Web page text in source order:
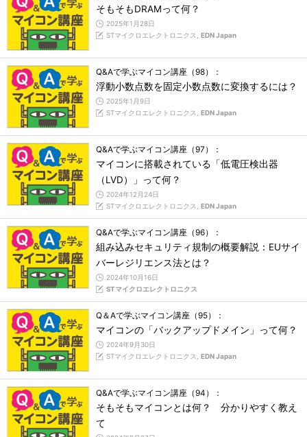
そもそもDRAMって何？
2025年1月28日
STマイクロエレクトロニクス, EDN Japan
Q&Aで学ぶマイコン講座（98）：
浮動小数点数を固定小数点数に変換するには？
2025年1月9日
STマイクロエレクトロニクス, EDN Japan
Q&Aで学ぶマイコン講座（97）：
マイコンに搭載されている「低電圧検出器
（LVD）」って何？
2024年12月24日
STマイクロエレクトロニクス, EDN Japan
Q&Aで学ぶマイコン講座（96）：
組み込みセキュリティ規制の概要解説：EUサイ
バーレジリエンス法とは？
2024年10月16日
STマイクロエレクトロニクス
Q＆Aで学ぶマイコン講座（95）：
マイコンの「バックアップドメイン」って何？
2024年9月30日
STマイクロエレクトロニクス, EDN Japan
Q&Aで学ぶマイコン講座（94）：
そもそもマイコンとは何？ 分かりやすく教え
て